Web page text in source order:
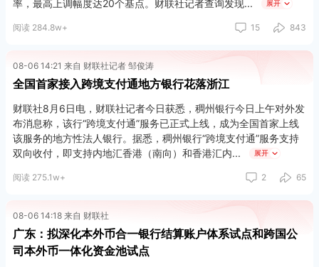
率，最高上调幅度达20个基点。财联社记者查询发现
展开
阅读 284.8w+ 15 843
08-06 14:21 来自 财联社记者 邹俊涛
全国首家接入跨境支付通地方银行花落浙江
财联社8月6日电，财联社记者今日获悉，稠州银行今日上午对外发
布消息称，该行“跨境支付通”服务已正式上线，成为全国首家上线
该服务的地方性法人银行。据悉，稠州银行“跨境支付通”服务支持
双向收付，即支持内地汇香港（南向）和香港汇内
展开
阅读 275.1w+ 2 65
08-06 14:18 来自 财联社
广东：拟深化本外币合一银行结算账户体系试点和跨国公
司本外币一体化资金池试点